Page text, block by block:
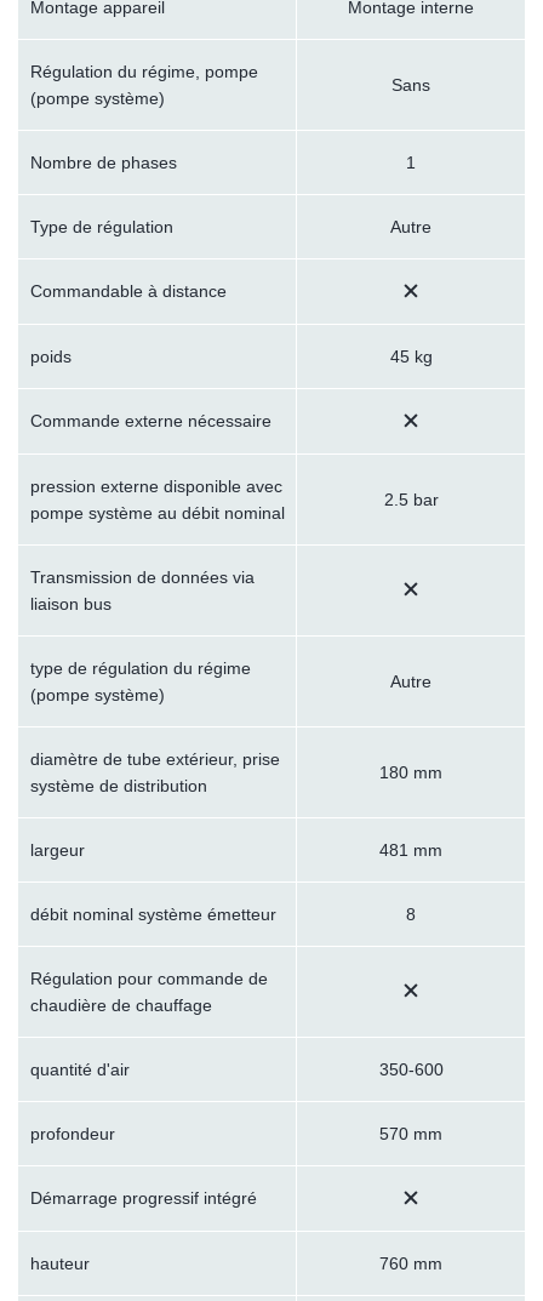
Montage appareil Montage interne
Régulation du régime, pompe
(pompe système)
Sans
Nombre de phases 1
Type de régulation Autre
Commandable à distance
poids 45 kg
Commande externe nécessaire
pression externe disponible avec
pompe système au débit nominal
2.5 bar
Transmission de données via
liaison bus
type de régulation du régime
(pompe système)
Autre
diamètre de tube extérieur, prise
système de distribution
180 mm
largeur 481 mm
débit nominal système émetteur 8
Régulation pour commande de
chaudière de chauffage
quantité d'air 350-600
profondeur 570 mm
Démarrage progressif intégré
hauteur 760 mm